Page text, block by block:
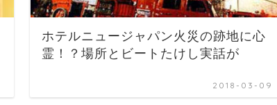
ホテルニュージャパン火災の跡地に心
霊！？場所とビートたけし実話が
2018-03-09